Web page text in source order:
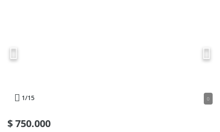
1/15 0
$750.000